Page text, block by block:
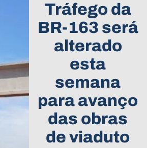
Tráfego da
BR-163 será
alterado
esta
semana
para avanço
das obras
de viaduto